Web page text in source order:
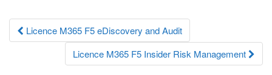
Navigation
Licence M365 F5 eDiscovery and Audit
Licence M365 F5 Insider Risk Management